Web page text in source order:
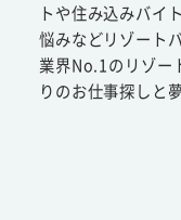
トや住み込みバイ
悩みなどリゾート
業界No.1のリゾー
りのお仕事探しと